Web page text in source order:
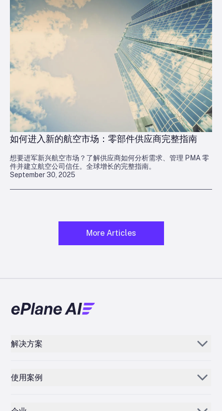
September 30, 2025
如何进入新的航空市场：零部件供应商完整指南
想要进军新兴航空市场？了解供应商如何分析需求、管理 PMA 零
件并建立航空公司信任。全球增长的完整指南。
More Articles
解决方案
电子邮件 AI
使用案例